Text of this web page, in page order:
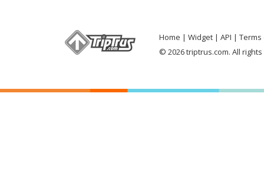
Home Widget API
Terms
© 2026 triptrus.com. All